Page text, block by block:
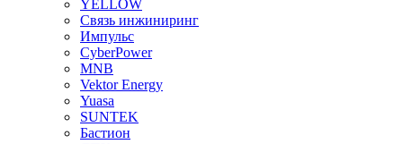
YELLOW
Связь инжиниринг
Импульс
CyberPower
MNB
Vektor Energy
Yuasa
SUNTEK
Бастион